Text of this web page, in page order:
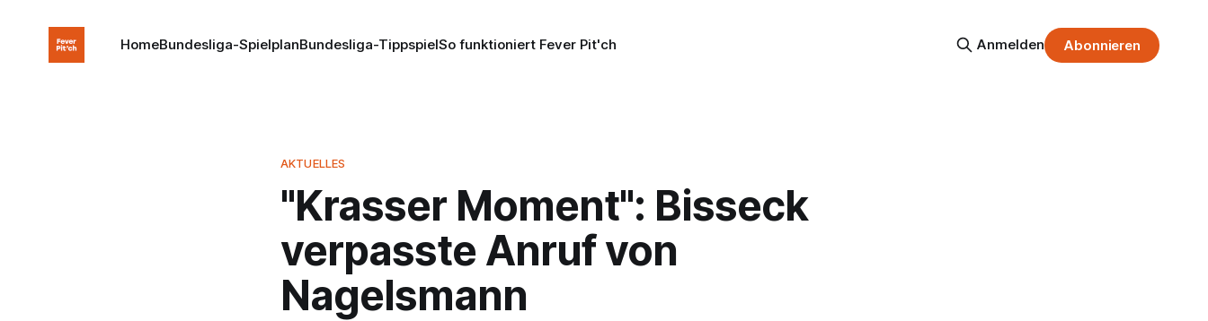
HomeBundesliga-SpielplanBundesliga-TippspielSo funktioniert Fever Pit'ch Anmelden Abonnieren
AKTUELLES
"Krasser Moment": Bisseck
verpasste Anruf von
Nagelsmann